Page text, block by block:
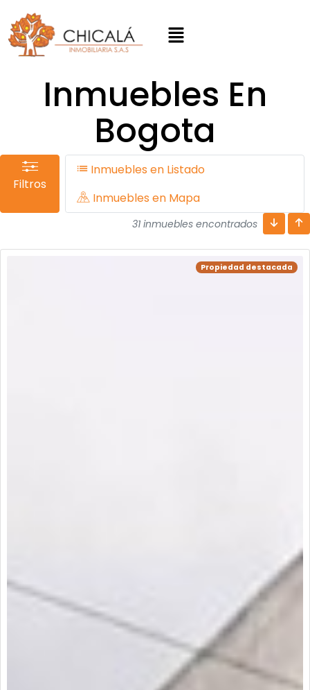
Inmuebles En
Bogota
Filtros
Inmuebles en Listado
Inmuebles en Mapa
31 inmuebles encontrados
Propiedad destacada